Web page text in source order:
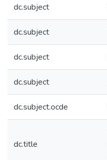
dc.subject
dc.subject
dc.subject
dc.subject
dc.subject.ocde
dc.title